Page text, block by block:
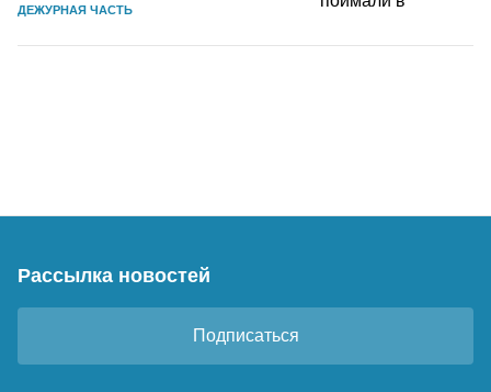
ДЕЖУРНАЯ ЧАСТЬ
Рассылка новостей
Подписаться